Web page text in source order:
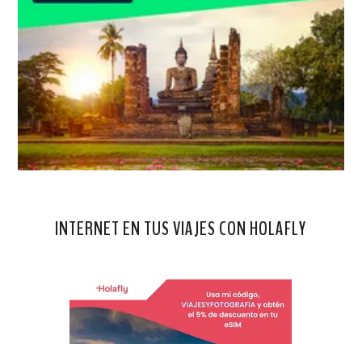
INTERNET EN TUS VIAJES CON HOLAFLY